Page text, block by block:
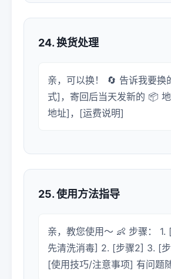
24. 换货处理
亲，可以换！ 🔄 告诉我要换
式]，寄回后当天发新的 📦
地址]，[运费说明]
25. 使用方法指导
亲，教您使用～ 👶 步骤： 1.
先清洗消毒] 2. [步骤2] 3. [
[使用技巧/注意事项] 有问题